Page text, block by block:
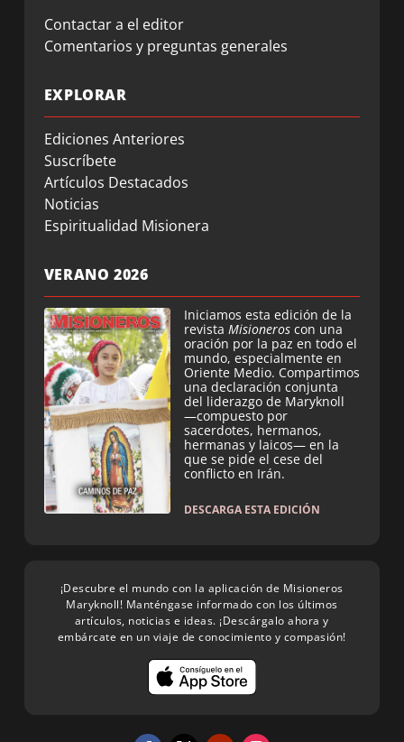
Contactar a el editor
Comentarios y preguntas generales
EXPLORAR
Ediciones Anteriores
Suscríbete
Artículos Destacados
Noticias
Espiritualidad Misionera
VERANO 2026
Iniciamos esta edición de la
revista Misioneros con una
oración por la paz en todo el
mundo, especialmente en
Oriente Medio. Compartimos
una declaración conjunta
del liderazgo de Maryknoll
—compuesto por
sacerdotes, hermanos,
hermanas y laicos— en la
que se pide el cese del
conflicto en Irán.
DESCARGA ESTA EDICIÓN
¡Descubre el mundo con la aplicación de Misioneros
Maryknoll! Manténgase informado con los últimos
artículos, noticias e ideas. ¡Descárgalo ahora y
embárcate en un viaje de conocimiento y compasión!